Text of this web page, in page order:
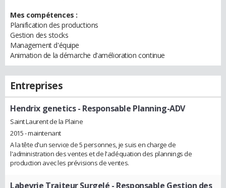
Mes compétences :
Planification des productions
Gestion des stocks
Management d'équipe
Animation de la démarche d'amélioration continue
Entreprises
Hendrix genetics- Responsable Planning-ADV
Saint Laurent de la Plaine
2015 - maintenant
A la tête d'un service de 5 personnes, je suis en charge de
l'administration des ventes et de l'adéquation des plannings de
production avec les prévisions de ventes.
Labeyrie Traiteur Surgelé - Responsable Gestion des